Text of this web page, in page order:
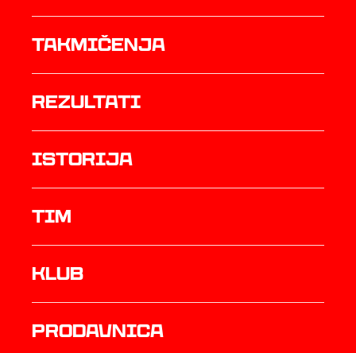
Takmičenja
rezultati
istorija
TIM
Klub
prodavnica